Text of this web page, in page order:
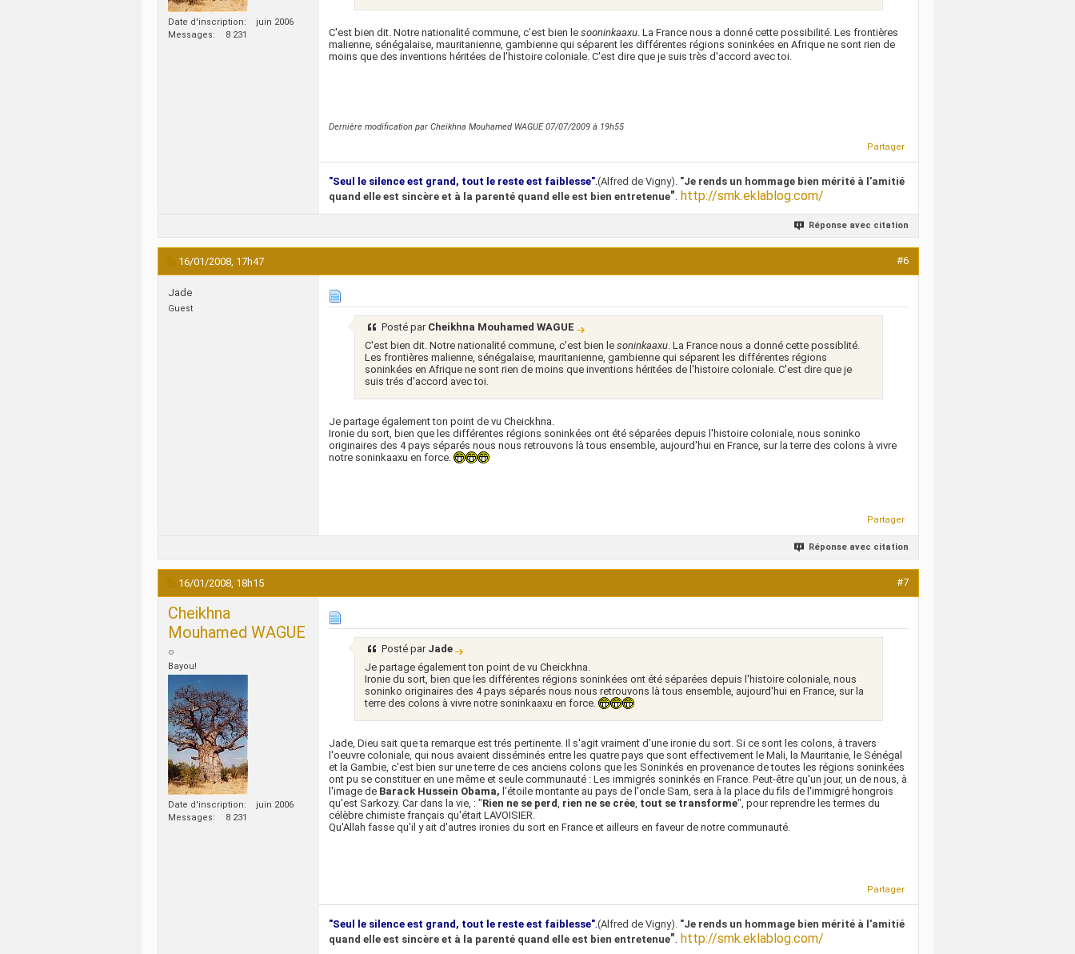
Date d'inscription
juin 2006
Messages
8 231 C'est bien dit. Notre nationalité commune, c'est bien le sooninkaaxu. La France nous a donné cette possibilité. Les frontières
malienne, sénégalaise, mauritanienne, gambienne qui séparent les différentes régions soninkées en Afrique ne sont rien de
moins que des inventions héritées de l'histoire coloniale. C'est dire que je suis très d'accord avec toi.
Dernière modification par Cheikhna Mouhamed WAGUE 07/07/2009 à 19h55
Partager
"Seul le silence est grand, tout le reste est faiblesse".(Alfred de Vigny). "Je rends un hommage bien mérité à l'amitié
quand elle est sincère et à la parenté quand elle est bien entretenue". http://smk.eklablog.com/
Réponse avec citation
16/01/2008, 17h47 #6
Jade
Guest
Posté par Cheikhna Mouhamed WAGUE
C'est bien dit. Notre nationalité commune, c'est bien le soninkaaxu. La France nous a donné cette possiblité.
Les frontières malienne, sénégalaise, mauritanienne, gambienne qui séparent les différentes régions
soninkées en Afrique ne sont rien de moins que inventions héritées de l'histoire coloniale. C'est dire que je
suis trés d'accord avec toi.
Je partage également ton point de vu Cheickhna.
Ironie du sort, bien que les différentes régions soninkées ont été séparées depuis l'histoire coloniale, nous soninko
originaires des 4 pays séparés nous nous retrouvons là tous ensemble, aujourd'hui en France, sur la terre des colons à vivre
notre soninkaaxu en force.
Partager
Réponse avec citation
16/01/2008, 18h15 #7
Cheikhna
Mouhamed WAGUE
Bayou!
Date d'inscription
juin 2006
Messages
8 231
Posté par Jade
Je partage également ton point de vu Cheickhna.
Ironie du sort, bien que les différentes régions soninkées ont été séparées depuis l'histoire coloniale, nous
soninko originaires des 4 pays séparés nous nous retrouvons là tous ensemble, aujourd'hui en France, sur la
terre des colons à vivre notre soninkaaxu en force.
Jade, Dieu sait que ta remarque est trés pertinente. Il s'agit vraiment d'une ironie du sort. Si ce sont les colons, à travers
l'oeuvre coloniale, qui nous avaient disséminés entre les quatre pays que sont effectivement le Mali, la Mauritanie, le Sénégal
et la Gambie, c'est bien sur une terre de ces anciens colons que les Soninkés en provenance de toutes les régions soninkées
ont pu se constituer en une même et seule communauté : Les immigrés soninkés en France. Peut-être qu'un jour, un de nous, à
l'image de Barack Hussein Obama, l'étoile montante au pays de l'oncle Sam, sera à la place du fils de l'immigré hongrois
qu'est Sarkozy. Car dans la vie, : "Rien ne se perd, rien ne se crée, tout se transforme", pour reprendre les termes du
célèbre chimiste français qu'était LAVOISIER.
Qu'Allah fasse qu'il y ait d'autres ironies du sort en France et ailleurs en faveur de notre communauté.
Partager
"Seul le silence est grand, tout le reste est faiblesse".(Alfred de Vigny). "Je rends un hommage bien mérité à l'amitié
quand elle est sincère et à la parenté quand elle est bien entretenue". http://smk.eklablog.com/